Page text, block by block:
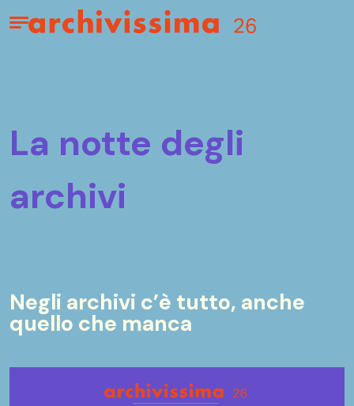
Home page
Apri il menu
la notte degli
archivi
Negli archivi c’è tutto, anche
quello che manca